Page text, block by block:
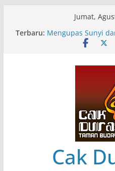
Jumat,
Terbaru: Pameran Lukisan
Kota Blitar : Ketika
Mengupas Sunyi
Menjaga Marwah
Kunjungan Kerja
(BHS) Anggota DPR
Pameran Tunggal
“Tumbang
Derita Pekerja
Cak